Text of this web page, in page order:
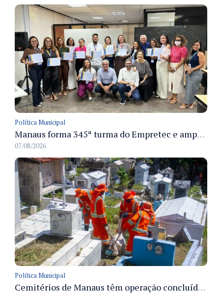
Política Municipal
Manaus forma 345ª turma do Empretec e amplia qualificação de empreendedores na cidade
07/08/2026
Política Municipal
Cemitérios de Manaus têm operação concluída e estrutura pronta para receber famílias no Dia dos Pais